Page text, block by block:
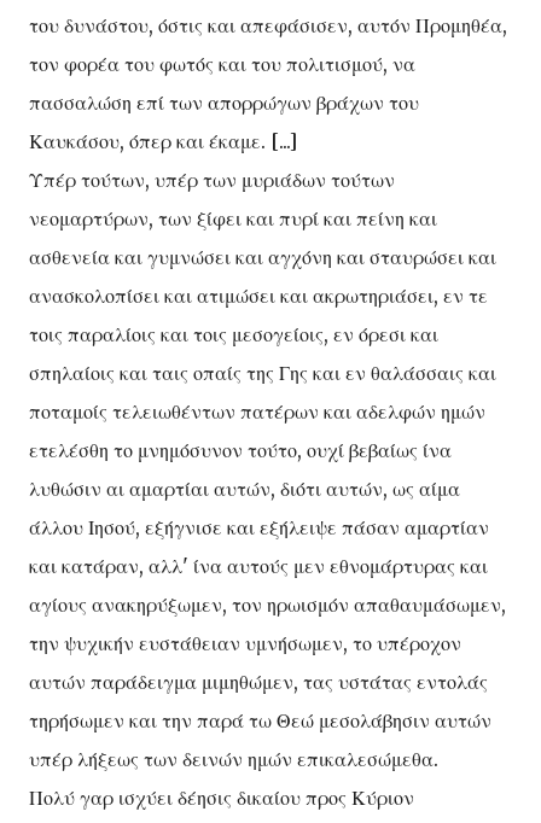
του δυνάστου, όστις και απεφάσισεν, αυτόν Προμηθέα,
τον φορέα του φωτός και του πολιτισμού, να
πασσαλώση επί των απορρώγων βράχων του
Καυκάσου, όπερ και έκαμε. [...]
Υπέρ τούτων, υπέρ των μυριάδων τούτων
νεομαρτύρων, των ξίφει και πυρί και πείνη και
ασθενεία και γυμνώσει και αγχόνη και σταυρώσει και
ανασκολοπίσει και ατιμώσει και ακρωτηριάσει, εν τε
τοις παραλίοις και τοις μεσογείοις, εν όρεσι και
σπηλαίοις και ταις οπαίς της Γης και εν θαλάσσαις και
ποταμοίς τελειωθέντων πατέρων και αδελφών ημών
ετελέσθη το μνημόσυνον τούτο, ουχί βεβαίως ίνα
λυθώσιν αι αμαρτίαι αυτών, διότι αυτών, ως αίμα
άλλου Ιησού, εξήγνισε και εξήλειψε πάσαν αμαρτίαν
και κατάραν, αλλ' ίνα αυτούς μεν εθνομάρτυρας και
αγίους ανακηρύξωμεν, τον ηρωισμόν απαθαυμάσωμεν,
την ψυχικήν ευστάθειαν υμνήσωμεν, το υπέροχον
αυτών παράδειγμα μιμηθώμεν, τας υστάτας εντολάς
τηρήσωμεν και την παρά τω Θεώ μεσολάβησιν αυτών
υπέρ λήξεως των δεινών ημών επικαλεσώμεθα.
Πολύ γαρ ισχύει δέησις δικαίου προς Κύριον